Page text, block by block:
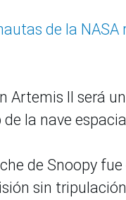
de la NASA
Artemis II será
la nave
de Snoopy
sin